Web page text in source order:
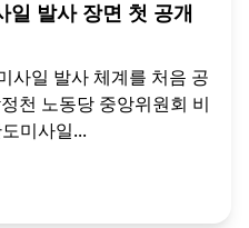
일 발사 장면 첫 공개
사일 발사 체계를 처음 공
천 노동당 중앙위원회 비
미사일...